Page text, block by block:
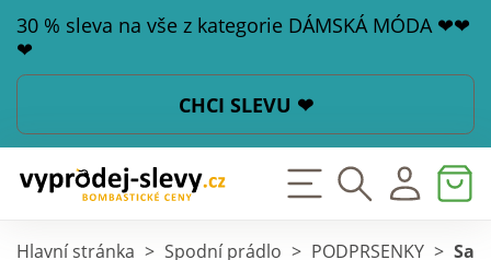
30 % sleva na vše z kategorie DÁMSKÁ MÓDA ❤❤
❤
CHCI SLEVU ❤
Hlavní stránka > Spodní prádlo > PODPRSENKY >